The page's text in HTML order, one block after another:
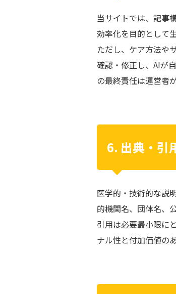
当サイトでは、記事
効率化を目的として
ただし、ケア方法や
確認・修正し、AIが
の最終責任は運営者
6. 出典・引
医学的・技術的な説
的機関名、団体名、
引用は必要最小限に
ナル性と付加価値の